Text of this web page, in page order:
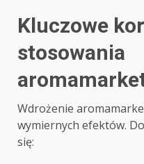
Kluczowe
stosowania
Wdrożenie
wymiernych efektów.
się: